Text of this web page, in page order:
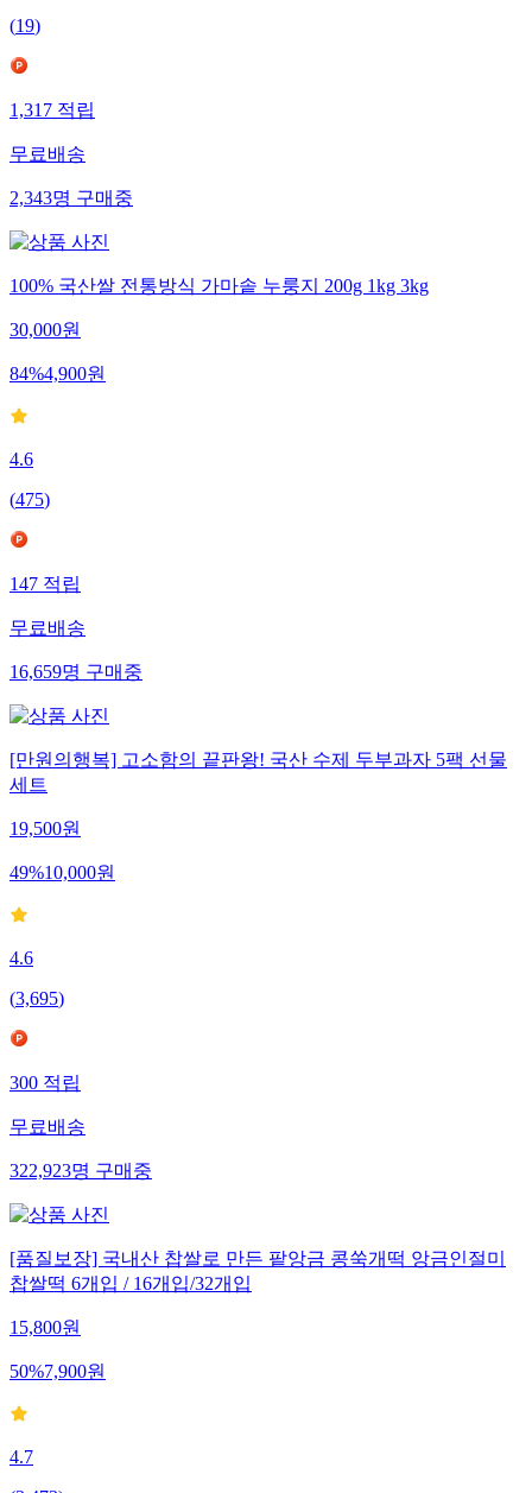
(19)
1,317적립
무료배송
2,343명구매중
100% 국산쌀 전통방식 가마솥 누룽지 200g 1kg 3kg
30,000원
84%4,900원
4.6
(475)
147적립
무료배송
16,659명구매중
[만원의행복] 고소함의 끝판왕! 국산 수제 두부과자 5팩 선물
세트
19,500원
49%10,000원
4.6
(3,695)
300적립
무료배송
322,923명구매중
[품질보장] 국내산 찹쌀로 만든 팥앙금 콩쑥개떡 앙금인절미
찹쌀떡 6개입 / 16개입/32개입
15,800원
50%7,900원
4.7